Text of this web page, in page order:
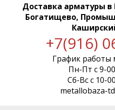
Доставка арматуры в
Богатищево,
+7(916)
График работы
Пн-Пт с 9-
Сб-Вс с 10-
metallobaza-